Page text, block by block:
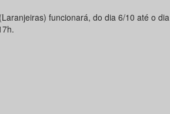
funcionará, do dia 6/10 até o dia